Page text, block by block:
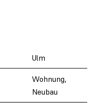
Ulm
Wohnung,
Neubau